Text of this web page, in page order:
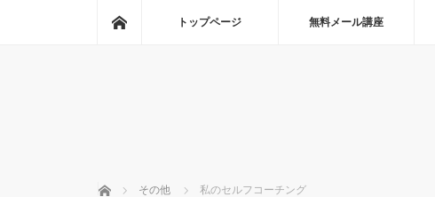
ホームトップページ 無料メール講座
ホーム その他 私のセルフコーチング